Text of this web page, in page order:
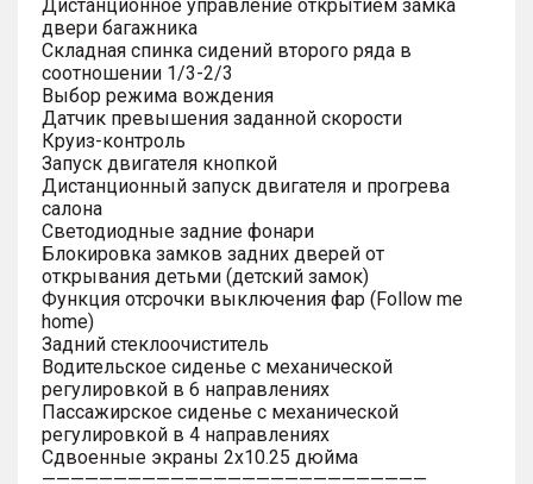
Дистанционное управление открытием замка
двери багажника
Складная спинка сидений второго ряда в
соотношении 1/3-2/3
Выбор режима вождения
Датчик превышения заданной скорости
Круиз-контроль
Запуск двигателя кнопкой
Дистанционный запуск двигателя и прогрева
салона
Светодиодные задние фонари
Блокировка замков задних дверей от
открывания детьми (детский замок)
Функция отсрочки выключения фар (Follow me
home)
Задний стеклоочиститель
Водительское сиденье с механической
регулировкой в 6 направлениях
Пассажирское сиденье с механической
регулировкой в 4 направлениях
Сдвоенные экраны 2х10.25 дюйма
———————————————————————————